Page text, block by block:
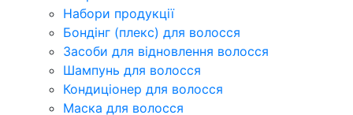
Набори продукції
Бондінг (плекс) для волосся
Засоби для відновлення волосся
Шампунь для волосся
Кондиціонер для волосся
Маска для волосся